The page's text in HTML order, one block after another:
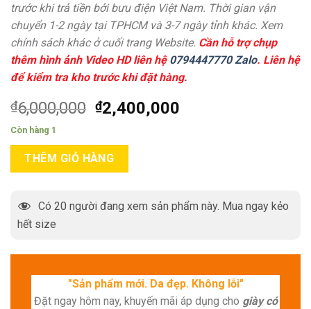
trước khi trả tiền bởi bưu điện Việt Nam. Thời gian vận
chuyển 1-2 ngày tại TPHCM và 3-7 ngày tỉnh khác. Xem
chính sách khác ở cuối trang Website. Cần hỗ trợ chụp
thêm hình ảnh Video HD liên hệ 0794447770 Zalo. Liên hệ
để kiểm tra kho trước khi đặt hàng.
₫6,000,000 ₫2,400,000
Còn hàng 1
THÊM GIỎ HÀNG
Có 20 người đang xem sản phẩm này. Mua ngay kẻo
hết size
"Sản phẩm mới. Da đẹp. Không lỗi"
Đặt ngay hôm nay, khuyến mãi áp dụng cho giày có